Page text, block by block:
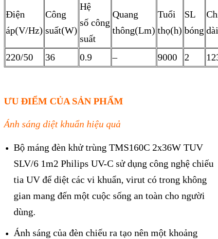
Điện
áp(V/Hz)
Công
suất(W)
Hệ
số công
suất
Quang
thông(Lm)
Tuổi
thọ(h)
SL
bóng
220/50 36 0.9 – 9000 2
ƯU ĐIỂM CỦA SẢN PHẨM
Ánh sáng diệt khuẩn hiệu quả
Bộ máng đèn khử trùng TMS160C 2x36W TUV
SLV/6 1m2 Philips UV-C sử dụng công nghệ chiếu
tia UV để diệt các vi khuẩn, virut có trong không
gian mang đến một cuộc sống an toàn cho người
dùng.
Ánh sáng của đèn chiếu ra tạo nên một khoảng